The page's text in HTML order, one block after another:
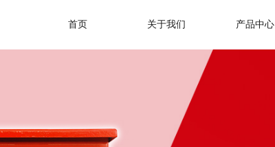
首页 关于我们 产品中心